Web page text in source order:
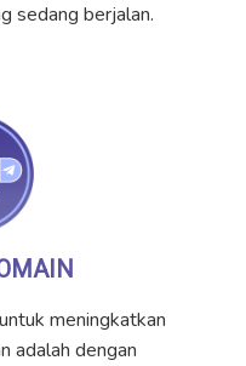
sedang berjalan.
meningkatkan
adalah dengan